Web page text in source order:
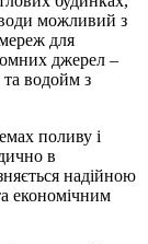
води можливий з
для
джерел –
та водойм з
поливу і
в
надійною
економічним